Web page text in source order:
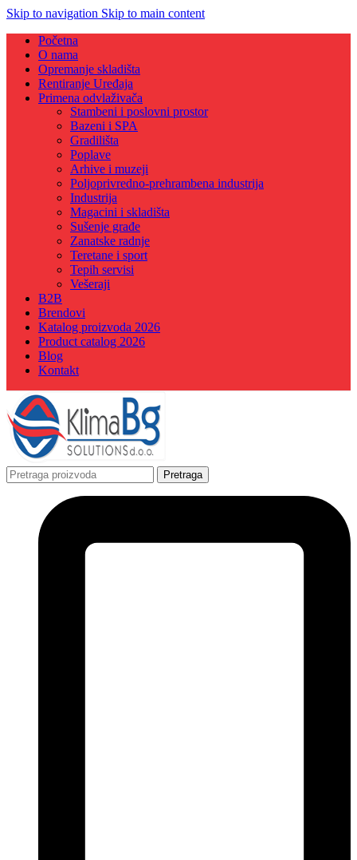
Skip to navigation Skip to main content
Početna
O nama
Opremanje skladišta
Rentiranje Uređaja
Primena odvlaživača
Stambeni i poslovni prostor
Bazeni i SPA
Gradilišta
Poplave
Arhive i muzeji
Poljoprivredno-prehrambena industrija
Industrija
Magacini i skladišta
Sušenje građe
Zanatske radnje
Teretane i sport
Tepih servisi
Vešeraji
B2B
Brendovi
Katalog proizvoda 2026
Product catalog 2026
Blog
Kontakt
Pretraga